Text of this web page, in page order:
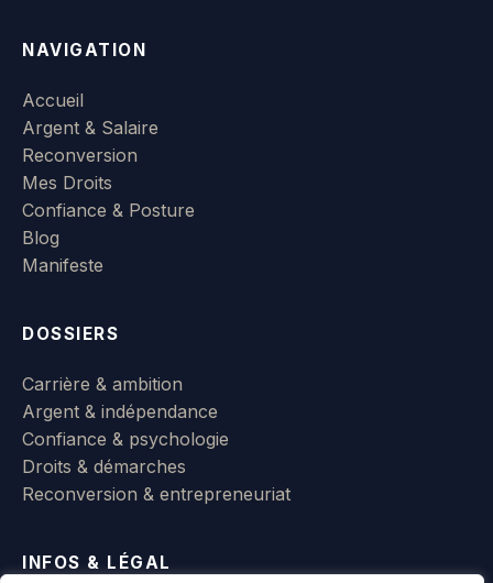
NAVIGATION
Accueil
Argent & Salaire
Reconversion
Mes Droits
Confiance & Posture
Blog
Manifeste
DOSSIERS
Carrière & ambition
Argent & indépendance
Confiance & psychologie
Droits & démarches
Reconversion & entrepreneuriat
INFOS & LÉGAL